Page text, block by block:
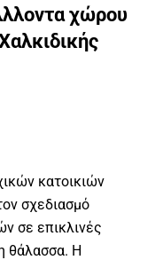
χώρου
κατοικιών
σχεδιασμό
σε επικλινές
θάλασσα. Η